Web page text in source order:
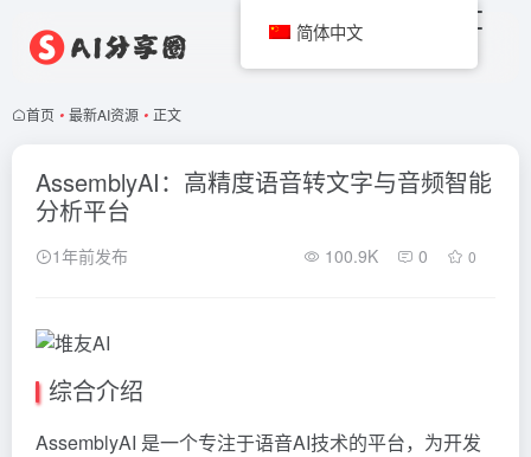
首页 • 最新AI资源 • 正文
AssemblyAI：高精度语音转文字与音频智能
分析平台
1年前发布 100.9K 0 0
综合介绍
AssemblyAI 是一个专注于语音AI技术的平台，为开发
简体中文